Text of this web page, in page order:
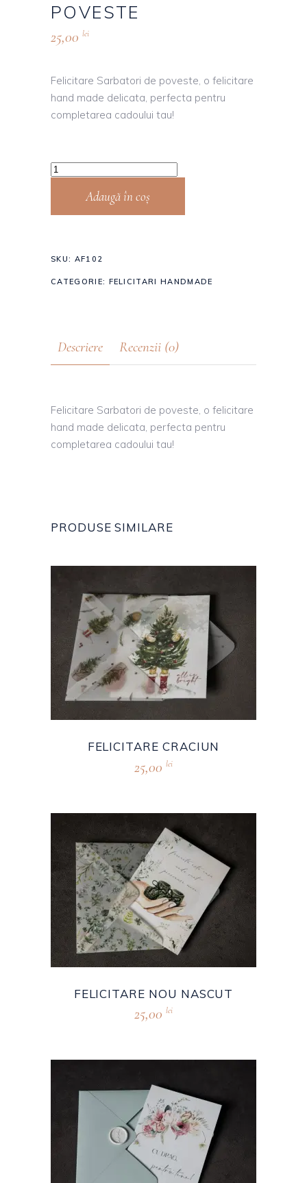
POVESTE
25,00 lei
Felicitare Sarbatori de poveste, o felicitare
hand made delicata, perfecta pentru
completarea cadoului tau!
Adaugă în coș
SKU: AF102
CATEGORIE: FELICITARI HANDMADE
Descriere Recenzii (0)
Felicitare Sarbatori de poveste, o felicitare
hand made delicata, perfecta pentru
completarea cadoului tau!
PRODUSE SIMILARE
FELICITARE CRACIUN
25,00 lei
FELICITARE NOU NASCUT
25,00 lei